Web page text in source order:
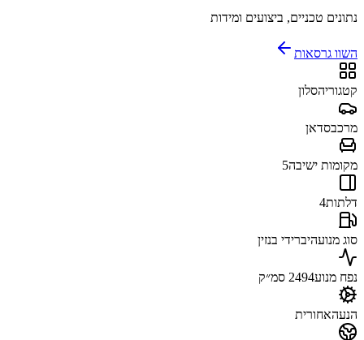
נתונים טכניים, ביצועים ומידות
השוו גרסאות
קטגוריהסלון
מרכבסדאן
מקומות ישיבה5
דלתות4
סוג מנועהיברידי בנזין
נפח מנוע2494 סמ״ק
הנעהאחורית